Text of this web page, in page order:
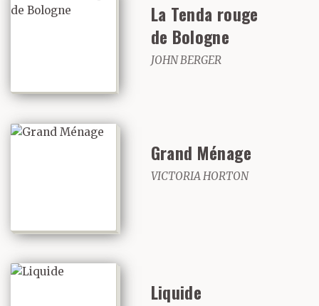
La Tenda rouge
de Bologne
JOHN BERGER
Grand Ménage
VICTORIA HORTON
Liquide